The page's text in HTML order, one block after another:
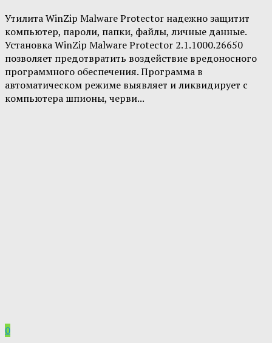
Утилита WinZip Malware Protector надежно защитит
компьютер, пароли, папки, файлы, личные данные.
Установка WinZip Malware Protector 2.1.1000.26650
позволяет предотвратить воздействие вредоносного
программного обеспечения. Программа в
автоматическом режиме выявляет и ликвидирует с
компьютера шпионы, черви...
0